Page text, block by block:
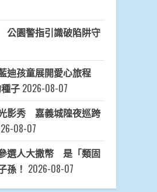
園警指引識破陷阱守
迪孩童展開愛心旅程
子 2026-08-07
影秀 嘉義城隍夜巡跨
08-07
選人大撒幣 是「類固
孫！ 2026-08-07